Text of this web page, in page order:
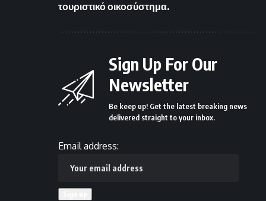
τουριστικό οικοσύστημα.
Sign Up For Our
Newsletter
Be keep up! Get the latest breaking news
delivered straight to your inbox.
Email address: